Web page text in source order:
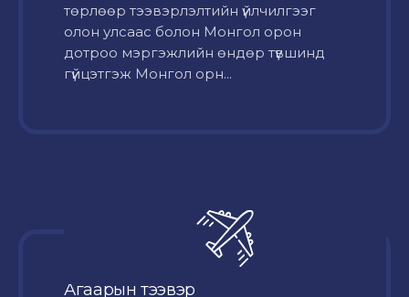
төрлөөр тээвэрлэлтийн үйлчилгээг
олон улсаас болон Монгол орон
дотроо мэргэжлийн өндөр түвшинд
гүйцэтгэж Монгол орн...
Агаарын тээвэр